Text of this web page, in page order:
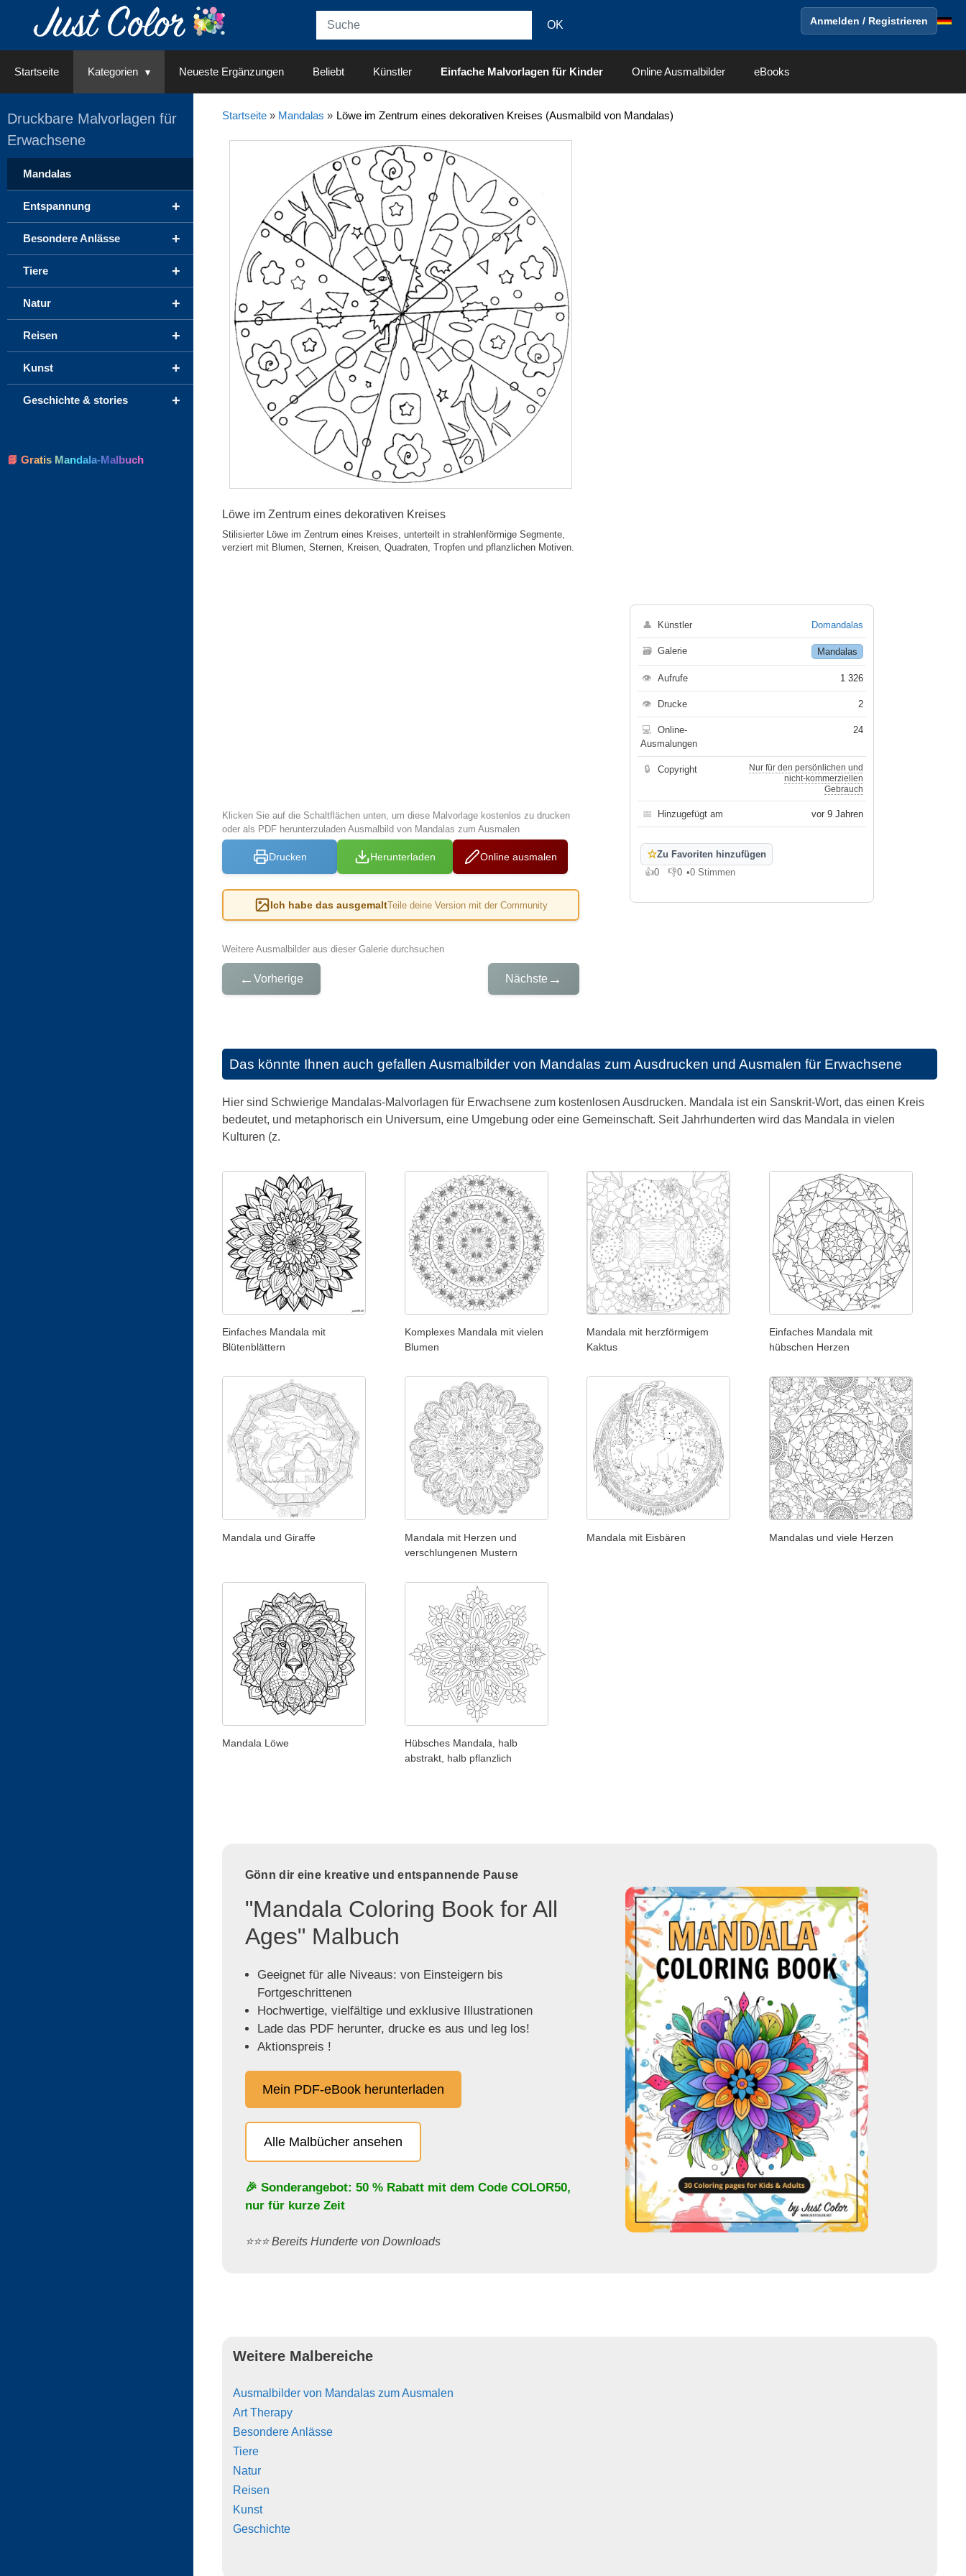
Anmelden / Registrieren
Startseite Kategorien Neueste Ergänzungen Beliebt Künstler Einfache Malvorlagen für Kinder Online Ausmalbilder eBooks
Startseite» Mandalas » Löwe im Zentrum eines dekorativen Kreises (Ausmalbild von Mandalas)
Löwe im Zentrum eines dekorativen Kreises
Stilisierter Löwe im Zentrum eines Kreises, unterteilt in strahlenförmige Segmente,
verziert mit Blumen, Sternen, Kreisen, Quadraten, Tropfen und pflanzlichen Motiven.
Klicken Sie auf die Schaltflächen unten, um diese Malvorlage kostenlos zu drucken
oder als PDF herunterzuladen Ausmalbild von Mandalas zum Ausmalen
Drucken Herunterladen Online ausmalen
Ich habe das ausgemaltTeile deine Version mit der Community
Weitere Ausmalbilder aus dieser Galerie durchsuchen
← Vorherige Nächste →
👤 Künstler Domandalas
🗃 Galerie Mandalas
👁 Aufrufe 1 326
👁 Drucke 2
💻
Online-
Ausmalungen
24
🔒 Copyright
Nur für den persönlichen und
nicht-kommerziellen
Gebrauch
📅 Hinzugefügt am vor 9 Jahren
☆Zu Favoriten hinzufügen
👍0
Gefällt mir
👎0
Gefällt mir nicht
•0 Stimmen
Das könnte Ihnen auch gefallen Ausmalbilder von Mandalas zum Ausdrucken und Ausmalen für Erwachsene
Hier sind Schwierige Mandalas-Malvorlagen für Erwachsene zum kostenlosen Ausdrucken. Mandala ist ein Sanskrit-Wort, das einen Kreis
bedeutet, und metaphorisch ein Universum, eine Umgebung oder eine Gemeinschaft. Seit Jahrhunderten wird das Mandala in vielen
Kulturen (z.
Einfaches Mandala mit
Blütenblättern
Komplexes Mandala mit vielen
Blumen
Mandala mit herzförmigem
Kaktus
Einfaches Mandala mit
hübschen Herzen
Mandala und Giraffe
Mandala mit Herzen und
verschlungenen Mustern
Mandala mit Eisbären Mandalas und viele Herzen
Mandala Löwe
Hübsches Mandala, halb
abstrakt, halb pflanzlich
Gönn dir eine kreative und entspannende Pause
"Mandala Coloring Book for All
Ages" Malbuch
Geeignet für alle Niveaus: von Einsteigern bis
Fortgeschrittenen
Hochwertige, vielfältige und exklusive Illustrationen
Lade das PDF herunter, drucke es aus und leg los!
Aktionspreis !
Mein PDF-eBook herunterladen
Alle Malbücher ansehen
🎉 Sonderangebot: 50 % Rabatt mit dem Code COLOR50,
nur für kurze Zeit
⭐️⭐️⭐️ Bereits Hunderte von Downloads
Weitere Malbereiche
Ausmalbilder von Mandalas zum Ausmalen
Art Therapy
Besondere Anlässe
Tiere
Natur
Reisen
Kunst
Geschichte
Druckbare Malvorlagen für
Erwachsene
Mandalas
+
Entspannung
+
Besondere Anlässe
+
Tiere
+
Natur
+
Reisen
+
Kunst
+
Geschichte & stories
📘 Gratis Mandala-Malbuch